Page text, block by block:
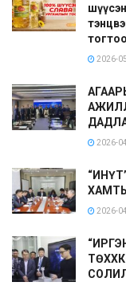
2026-
2026-
2026-